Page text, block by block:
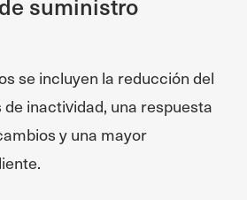
se incluyen la reducción del
inactividad, una respuesta
y una mayor